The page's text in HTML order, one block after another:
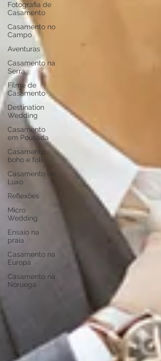
Fotografia de
Casamento
Casamento no
Campo
Aventuras
Casamento na
Serra
Filme de
Casamento
Destination
Wedding
Casamento
em Pousada
Casamento
boho e folk
Casamento de
Luxo
Reflexões
Micro
Wedding
Ensaio na
praia
Casamento na
Europa
Casamento na
Noruega